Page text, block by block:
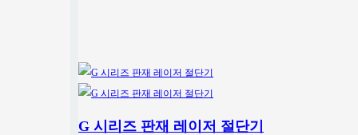
G 시리즈 판재 레이저 절단기